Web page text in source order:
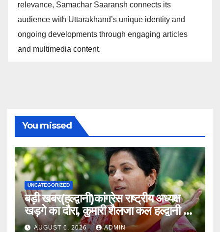
relevance, Samachar Saaransh connects its
audience with Uttarakhand’s unique identity and
ongoing developments through engaging articles
and multimedia content.
You missed
UNCATEGORIZED
बड़ी खबर(हल्द्वानी)कांग्रेस राष्ट्रीय अध्यक्ष
खड़गे का दौरा, कुमारी शैलजा कल हल्द्वानी में
।।AUGUST 6, 2026 ADMIN